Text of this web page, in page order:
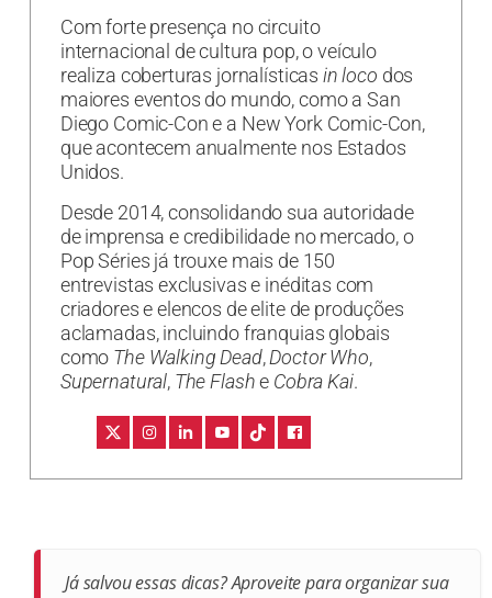
Com forte presença no circuito
internacional de cultura pop, o veículo
realiza coberturas jornalísticas in loco dos
maiores eventos do mundo, como a San
Diego Comic-Con e a New York Comic-Con,
que acontecem anualmente nos Estados
Unidos.
Desde 2014, consolidando sua autoridade
de imprensa e credibilidade no mercado, o
Pop Séries já trouxe mais de 150
entrevistas exclusivas e inéditas com
criadores e elencos de elite de produções
aclamadas, incluindo franquias globais
como The Walking Dead,Doctor Who,
Supernatural, The Flashe Cobra Kai.
Já salvou essas dicas? Aproveite para organizar sua